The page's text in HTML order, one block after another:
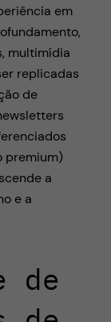
em
multimídia
replicadas
de
premium)
a
e a
de